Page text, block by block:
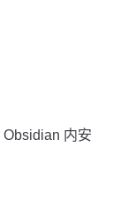
内安